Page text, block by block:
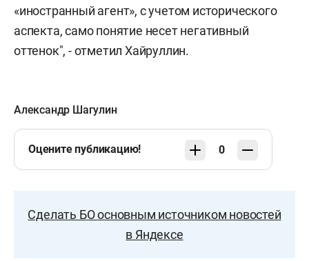
«иностранный агент», с учетом исторического
аспекта, само понятие несет негативный
оттенок", - отметил Хайруллин.
Александр Шагулин
Оцените публикацию! 0
Сделать БО основным источником новостей
в Яндексе